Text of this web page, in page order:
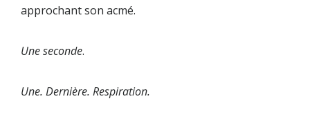
approchant son acmé.
Une seconde.
Une. Dernière. Respiration.